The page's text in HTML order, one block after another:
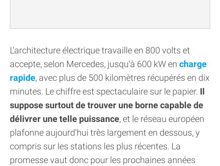
L'architecture électrique travaille en 800 volts et
accepte, selon Mercedes, jusqu'à 600 kW en charge
rapide, avec plus de 500 kilomètres récupérés en dix
minutes. Le chiffre est spectaculaire sur le papier. Il
suppose surtout de trouver une borne capable de
délivrer une telle puissance, et le réseau européen
plafonne aujourd'hui très largement en dessous, y
compris sur les stations les plus récentes. La
promesse vaut donc pour les prochaines années